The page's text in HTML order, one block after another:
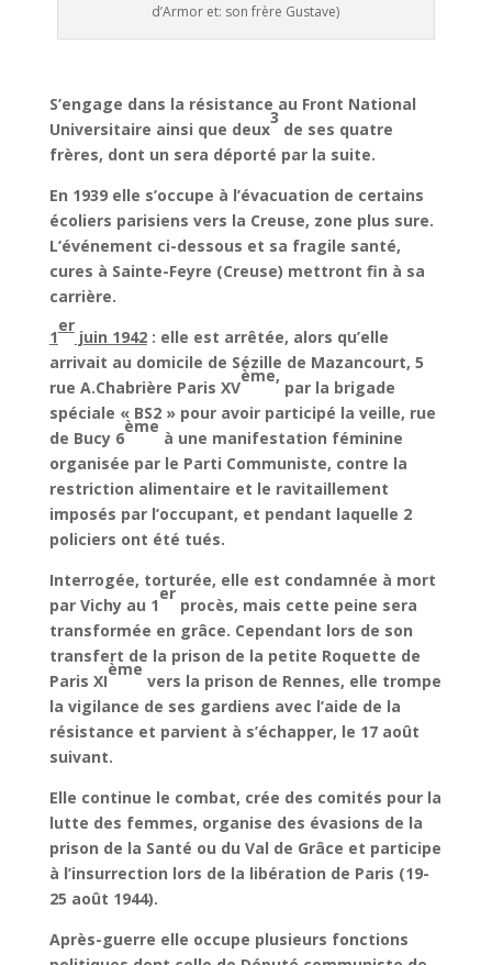
d’Armor et: son frère Gustave)
S’engage dans la résistance au Front National
Universitaire ainsi que deux
3
de ses quatre
frères, dont un sera déporté par la suite.
En 1939 elle s’occupe à l’évacuation de certains
écoliers parisiens vers la Creuse, zone plus sure.
L’événement ci-dessous et sa fragile santé,
cures à Sainte-Feyre (Creuse) mettront fin à sa
carrière.
1
er
juin 1942: elle est arrêtée, alors qu’elle
arrivait au domicile de Sézille de Mazancourt, 5
rue A.Chabrière Paris XV
ème,
par la brigade
spéciale « BS2 » pour avoir participé la veille, rue
de Bucy 6
ème
à une manifestation féminine
organisée par le Parti Communiste, contre la
restriction alimentaire et le ravitaillement
imposés par l’occupant, et pendant laquelle 2
policiers ont été tués.
Interrogée, torturée, elle est condamnée à mort
par Vichy au 1
er
procès, mais cette peine sera
transformée en grâce. Cependant lors de son
transfert de la prison de la petite Roquette de
Paris XI
ème
vers la prison de Rennes, elle trompe
la vigilance de ses gardiens avec l’aide de la
résistance et parvient à s’échapper, le 17 août
suivant.
Elle continue le combat, crée des comités pour la
lutte des femmes, organise des évasions de la
prison de la Santé ou du Val de Grâce et participe
à l’insurrection lors de la libération de Paris (19-
25 août 1944).
Après-guerre elle occupe plusieurs fonctions